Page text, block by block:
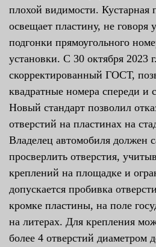
плохой видимости. Кустарная
освещает пластину, не говоря
подгонки прямоугольного
установки. С 30 октября 2023
скорректированный ГОСТ,
квадратные номера спереди и
Новый стандарт позволил
отверстий на пластинах на
Владелец автомобиля должен
просверлить отверстия,
креплений на площадке и
допускается пробивка
кромке пластины, на поле
на литерах. Для крепления
более 4 отверстий диаметром